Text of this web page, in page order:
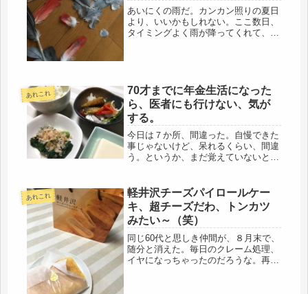
あいにくの雨だ。カンカン照りの夏日
より、いいかもしれない。ここ数日、
タイミングよく雨が降ってくれて、庭
プ...
あれこれ
70才までに年金生活になった
ら、医者にも行けない、気が
する。
今日は７か所、間違った。自慢できた
事じゃないけど、呆れるくらい、間違
う。というか、まだ覚えていないとい
う。ところが、明日は休日だ。一晩、
寝ただけで記憶が消えていくのに、二
晩...
あれこれ
軽井沢チーズパイロールケー
キ、超チーズだわ、トンカツ
みたい～（笑）
同じ60代と思しき仲間が、８月末で、
随分と消えた。毎日のクレーム処理、
イヤになっちゃったのだろうな。再就